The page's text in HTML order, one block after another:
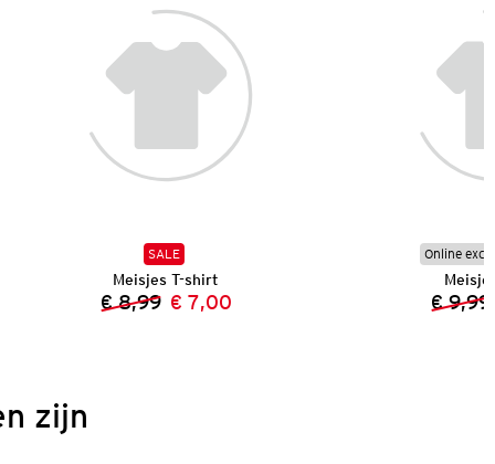
SALE
Meisjes T-shirt
Vorige prijs:
€ 8,99 Nieuwe prijs:
€ 7,00
Online
€ 9,99
zijn